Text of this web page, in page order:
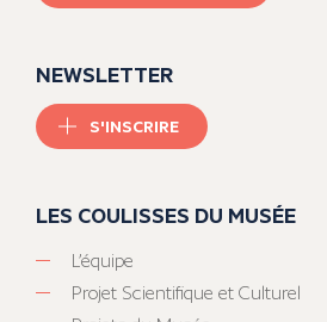
NEWSLETTER
S'INSCRIRE
LES COULISSES DU MUSÉE
L’équipe
Projet Scientifique et Culturel